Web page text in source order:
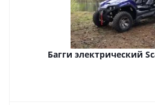
Багги электрический